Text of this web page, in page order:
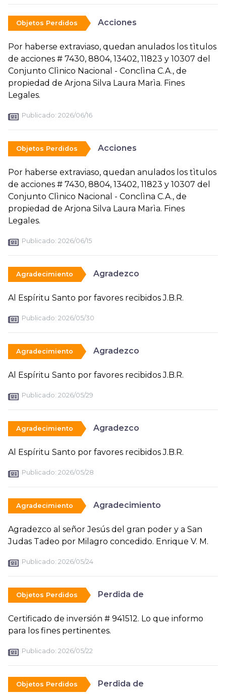
Objetos Perdidos Acciones
Por haberse extraviaso, quedan anulados los tìtulos
de acciones # 7430, 8804, 13402, 11823 y 10307 del
Conjunto Clìnico Nacional - Conclìna C.A., de
propiedad de Arjona Silva Laura Marìa. Fines
Legales.
Publicado: 2026/06/16
Objetos Perdidos Acciones
Por haberse extraviaso, quedan anulados los tìtulos
de acciones # 7430, 8804, 13402, 11823 y 10307 del
Conjunto Clìnico Nacional - Conclìna C.A., de
propiedad de Arjona Silva Laura Marìa. Fines
Legales.
Publicado: 2026/06/15
Agradecimiento Agradezco
Al Espíritu Santo por favores recibidos J.B.R.
Publicado: 2026/05/30
Agradecimiento Agradezco
Al Espíritu Santo por favores recibidos J.B.R.
Publicado: 2026/05/29
Agradecimiento Agradezco
Al Espíritu Santo por favores recibidos J.B.R.
Publicado: 2026/05/28
Agradecimiento Agradecimiento
Agradezco al señor Jesús del gran poder y a San
Judas Tadeo por Milagro concedido. Enrique V. M.
Publicado: 2026/05/24
Objetos Perdidos Perdida de
Certificado de inversión # 941512. Lo que informo
para los fines pertinentes.
Publicado: 2026/05/22
Objetos Perdidos Perdida de